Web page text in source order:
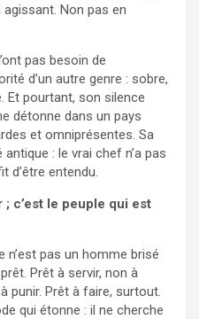
agissant. Non pas en
pas besoin de
d’un autre genre : sobre,
Et pourtant, son silence
détonne dans un pays
et omniprésentes. Sa
: le vrai chef n’a pas
d’être entendu.
; c’est le peuple qui est
n’est pas un homme brisé
Prêt à servir, non à
punir. Prêt à faire, surtout.
qui étonne : il ne cherche